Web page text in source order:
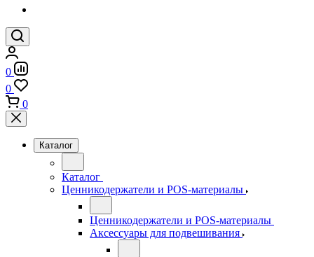
0
0
0
Каталог
Каталог
Ценникодержатели и POS-материалы
Ценникодержатели и POS-материалы
Аксессуары для подвешивания